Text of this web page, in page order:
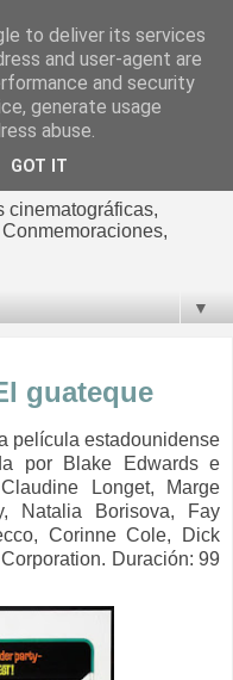
de Jorge
cinematográficas,
▼
guateque
película estadounidense
por Blake Edwards e
Longet, Marge
Natalia Borisova, Fay
Corinne Cole, Dick
Duración: 99
to deliver its services
and user-agent are
and security
generate usage
abuse.
GOT IT